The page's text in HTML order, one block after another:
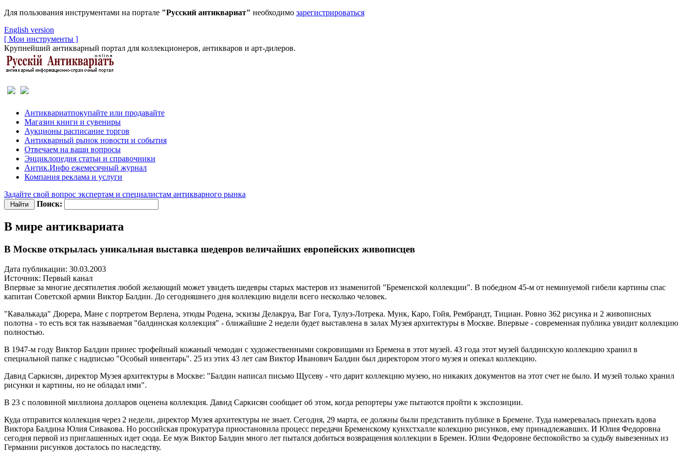
Для пользования инструментами на портале "Русский антиквариат" необходимо зарегистрироваться
English version
[ Мои инструменты ]
Крупнейший антикварный портал для коллекционеров, антикваров и арт-дилеров.
Антиквариатпокупайте или продавайте
Магазин книги и сувениры
Аукционы расписание торгов
Антикварный рынок новости и события
Отвечаем на ваши вопросы
Энциклопедия статьи и справочники
Антик.Инфо ежемесячный журнал
Компания реклама и услуги
Задайте свой вопрос экспертам и специалистам антикварного рынка
Поиск:
В мире антиквариата
В Москве открылась уникальная выставка шедевров величайших европейских живописцев
Дата публикации: 30.03.2003
Источник: Первый канал
Впервые за многие десятилетия любой желающий может увидеть шедевры старых мастеров из знаменитой "Бременской коллекции". В победном 45-м от неминуемой гибели картины спас
капитан Советской армии Виктор Балдин. До сегодняшнего дня коллекцию видели всего несколько человек.
"Кавалькада" Дюрера, Мане с портретом Верлена, этюды Родена, эскизы Делакруа, Ваг Гога, Тулуз-Лотрека. Мунк, Каро, Гойя, Рембрандт, Тициан. Ровно 362 рисунка и 2 живописных
полотна - то есть вся так называемая "балдинская коллекция" - ближайшие 2 недели будет выставлена в залах Музея архитектуры в Москве. Впервые - современная публика увидит коллекцию
полностью.
В 1947-м году Виктор Балдин принес трофейный кожаный чемодан с художественными сокровищами из Бремена в этот музей. 43 года этот музей балдинскую коллекцию хранил в
специальной папке с надписью "Особый инвентарь". 25 из этих 43 лет сам Виктор Иванович Балдин был директором этого музея и опекал коллекцию.
Давид Саркисян, директор Музея архитектуры в Москве: "Балдин написал письмо Щусеву - что дарит коллекцию музею, но никаких документов на этот счет не было. И музей только хранил
рисунки и картины, но не обладал ими".
В 23 с половиной миллиона долларов оценена коллекция. Давид Саркисян сообщает об этом, когда репортеры уже пытаются пройти к экспозиции.
Куда отправится коллекция через 2 недели, директор Музея архитектуры не знает. Сегодня, 29 марта, ее должны были представить публике в Бремене. Туда намеревалась приехать вдова
Виктора Балдина Юлия Сивакова. Но российская прокуратура приостановила процесс передачи Бременскому кунхстхалле колекцию рисунков, ему принадлежавших. И Юлия Федоровна
сегодня первой из приглашенных идет сюда. Ее муж Виктор Балдин много лет пытался добиться возвращения коллекции в Бремен. Юлии Федоровне беспокойство за судьбу вывезенных из
Германии рисунков досталось по наследству.